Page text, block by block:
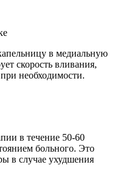
в медиальную
скорость вливания,
необходимости.
в течение 50-60
больного. Это
в случае ухудшения